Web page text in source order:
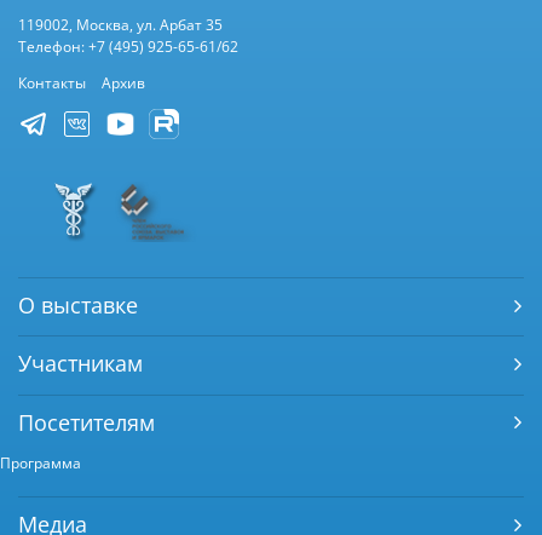
119002, Москва, ул. Арбат 35
Телефон: +7 (495) 925-65-61/62
Контакты
Архив
О выставке
Участникам
Посетителям
Программа
Медиа